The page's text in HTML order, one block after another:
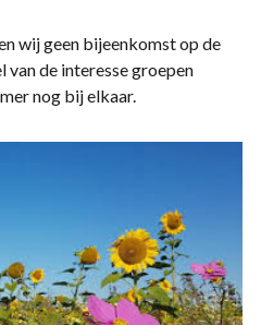
wij geen bijeenkomst op de
van de interesse groepen
nog bij elkaar.